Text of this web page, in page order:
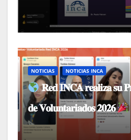
con el Dr. Paulo Falcón
NOTICIAS NOTICIAS INCA
𝐑𝐞𝐝 𝐈𝐍𝐂𝐀 𝐫𝐞𝐚𝐥𝐢𝐳𝐚 𝐬𝐮
𝐝𝐞 𝐕𝐨𝐥𝐮𝐧𝐭𝐚𝐫𝐢𝐚𝐝𝐨𝐬 𝟐𝟎𝟐𝟔